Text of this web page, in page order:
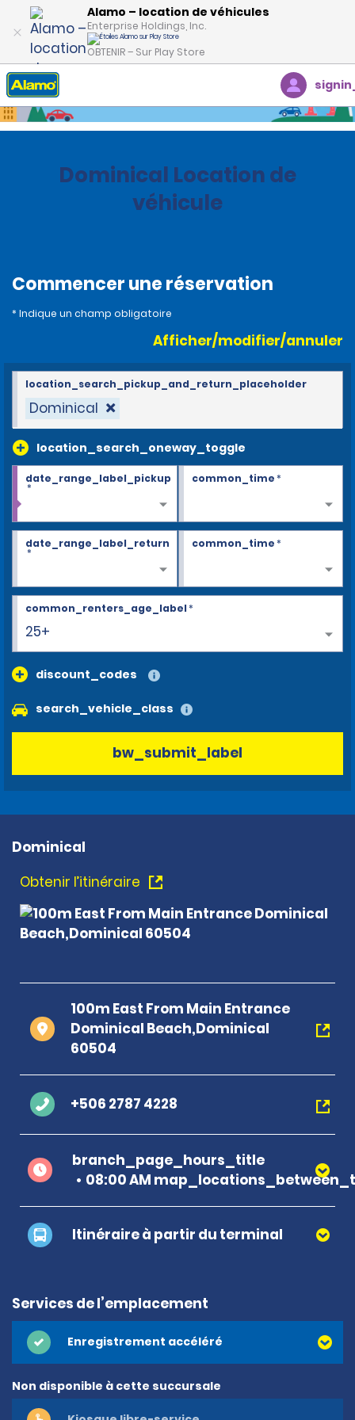
Alamo – location de véhicules
Enterprise Holdings, Inc.
OBTENIR – Sur Play Store
Accueil Succursales
Dominical Location de
véhicule
Commencer une réservation
* Indique un champ obligatoire
Afficher/modifier/annuler
Dominical
location_search_oneway_toggle
location_search_pickup_and_return_placeholder
date_range_label_pickup
*
common_time*
date_range_label_return
*
common_time*
25+
common_renters_age_label*
discount_codes
search_vehicle_class
bw_submit_label
Dominical
Obtenir l’itinéraire
100m East From Main Entrance
Dominical Beach,Dominical
60504
+506 2787 4228
branch_page_hours_title
08:00 AM
Itinéraire à partir du terminal
Services de l’emplacement
Enregistrement accéléré
Non disponible à cette succursale